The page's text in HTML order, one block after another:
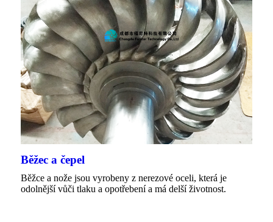
Běžec a čepel
Běžce a nože jsou vyrobeny z nerezové oceli, která je
odolnější vůči tlaku a opotřebení a má delší životnost.